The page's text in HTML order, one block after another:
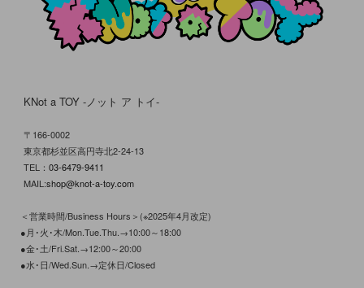
KNot a TOY -ノット ア トイ-
〒166-0002
東京都杉並区高円寺北2-24-13
TEL： 03-6479-9411
MAIL:shop@knot-a-toy.com
＜営業時間/Business Hours＞(※2025年4月改定)
●月･火･木/Mon.Tue.Thu.→10:00～18:00
●金･土/Fri.Sat.→12:00～20:00
●水･日/Wed.Sun.→定休日/Closed